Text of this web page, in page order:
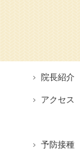
院長紹介
アクセス
予防接種